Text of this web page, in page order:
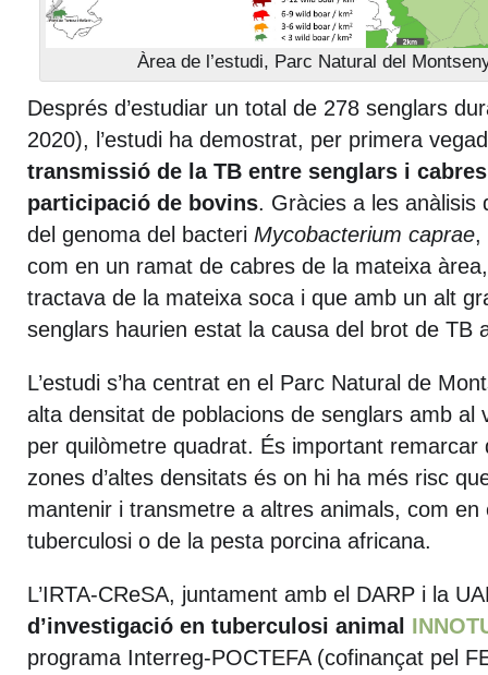
Àrea de l’estudi, Parc Natural del
Després d’estudiar un total de 278 senglars
2020), l’estudi ha demostrat, per primera
transmissió de la TB entre senglars i
participació de bovins. Gràcies a les anàlisis
del genoma del bacteri Mycobacterium caprae,
com en un ramat de cabres de la mateixa
tractava de la mateixa soca i que amb un alt
senglars haurien estat la causa del brot de TB
L’estudi s’ha centrat en el Parc Natural de
alta densitat de poblacions de senglars amb a
per quilòmetre quadrat. És important remarcar
zones d’altes densitats és on hi ha més risc
mantenir i transmetre a altres animals, com en
tuberculosi o de la pesta porcina africana.
L’IRTA-CReSA, juntament amb el DARP i la
d’investigació en tuberculosi animal
programa Interreg-POCTEFA (cofinançat pel